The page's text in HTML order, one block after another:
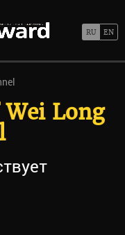
Long